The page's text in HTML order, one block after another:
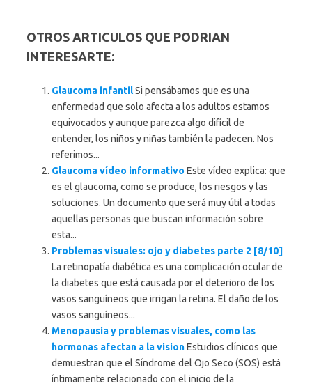
OTROS ARTICULOS QUE PODRIAN
INTERESARTE:
Glaucoma infantilSi pensábamos que es una
enfermedad que solo afecta a los adultos estamos
equivocados y aunque parezca algo difícil de
entender, los niños y niñas también la padecen. Nos
referimos...
Glaucoma vídeo informativo Este vídeo explica: que
es el glaucoma, como se produce, los riesgos y las
soluciones. Un documento que será muy útil a todas
aquellas personas que buscan información sobre
esta...
Problemas visuales: ojo y diabetes parte 2 [8/10]
La retinopatía diabética es una complicación ocular de
la diabetes que está causada por el deterioro de los
vasos sanguíneos que irrigan la retina. El daño de los
vasos sanguíneos...
Menopausia y problemas visuales, como las
hormonas afectan a la visionEstudios clínicos que
demuestran que el Síndrome del Ojo Seco (SOS) está
íntimamente relacionado con el inicio de la